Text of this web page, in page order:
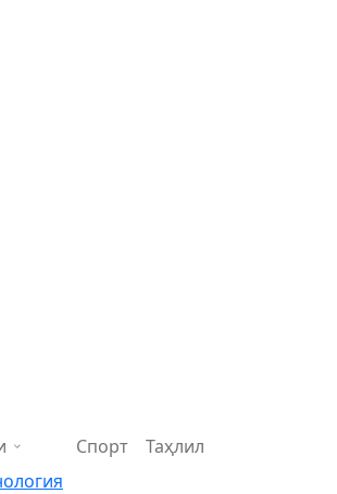
Спорт Таҳлил